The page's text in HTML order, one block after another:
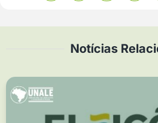
Notícias